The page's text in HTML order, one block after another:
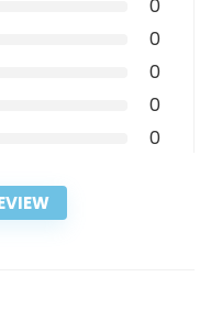
0
0
0
0
0